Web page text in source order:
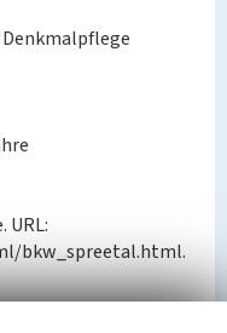
URL:
bkw_spreetal.html.